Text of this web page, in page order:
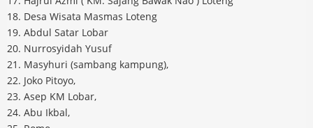
18. Desa Wisata Masmas Loteng
19. Abdul Satar Lobar
20. Nurrosyidah Yusuf
21. Masyhuri (sambang kampung),
22. Joko Pitoyo,
23. Asep KM Lobar,
24. Abu Ikbal,